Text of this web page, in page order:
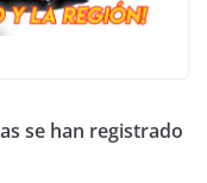
se han registrado